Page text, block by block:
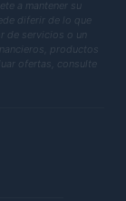
a mantener su
diferir de lo que
de servicios o un
productos
ofertas, consulte